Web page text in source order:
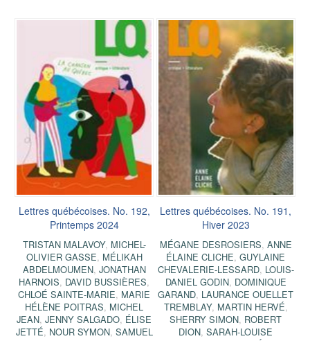
Lettres québécoises. No. 192,
Printemps 2024
TRISTAN MALAVOY, MICHEL-
OLIVIER GASSE, MÉLIKAH
ABDELMOUMEN, JONATHAN
HARNOIS, DAVID BUSSIÈRES,
CHLOÉ SAINTE-MARIE, MARIE
HÉLÈNE POITRAS, MICHEL
JEAN,JENNY SALGADO, ÉLISE
JETTÉ, NOUR SYMON, SAMUEL
Lettres québécoises. No. 191,
Hiver 2023
MÉGANE DESROSIERS, ANNE
ÉLAINE CLICHE,GUYLAINE
CHEVALERIE-LESSARD, LOUIS-
DANIEL GODIN, DOMINIQUE
GARAND, LAURANCE OUELLET
TREMBLAY, MARTIN HERVÉ,
SHERRY SIMON, ROBERT
DION,SARAH-LOUISE